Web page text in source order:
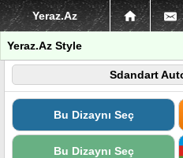
Yeraz.Az
Yeraz.Az Style
Sdandart
Bu Dizaynı Seç
Bu Dizaynı Seç